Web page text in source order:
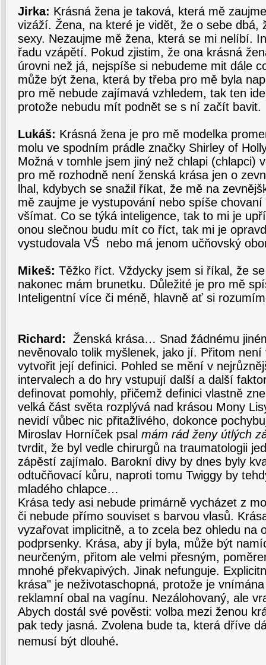
Jirka: Krásná žena je taková, která mě
vizáží. Žena, na které je vidět, že o sebe dbá,
sexy. Nezaujme mě žena, která se mi nelíbí.
řadu vzápětí. Pokud zjistim, že ona krásná
úrovni než já, nejspíše si nebudeme mit dále
může být žena, která by třeba pro mě byla
pro mě nebude zajímavá vzhledem, tak ten
protože nebudu mít podnět se s ní začít bavit.
Lukáš: Krásná žena je pro mě modelka
molu ve spodním prádle značky Shirley of
Možná v tomhle jsem jiný než chlapi (chlapci)
pro mě rozhodně není ženská krása jen o
lhal, kdybych se snažil říkat, že mě na
mě zaujme je vystupování nebo spíše
všímat. Co se týká inteligence, tak to mi je
onou slečnou budu mít co říct, tak mi je
vystudovala VŠ nebo má jenom učňovský
Mikeš: Těžko říct. Vždycky jsem si říkal, že
nakonec mám brunetku. Důležité je pro mě
Inteligentní více či méně, hlavně ať si
Richard:
Ženská krása… Snad žádnému
nevěnovalo tolik myšlenek, jako jí. Přitom není
vytvořit její definici. Pohled se mění v
intervalech a do hry vstupují další a další
definovat pomohly, přičemž definici vlastně
velká část světa rozplývá nad krásou Mony
nevidí vůbec nic přitažlivého, dokonce
Miroslav Horníček psal mám rád ženy útlých
tvrdit, že byl vedle chirurgů na traumatologii
zápěstí zajímalo. Barokní divy by dnes byly
odtučňovací kůru, naproti tomu Twiggy by
mladého chlapce…
Krása tedy asi nebude primárně vycházet z
či nebude přímo souviset s barvou vlasů.
vyzařovat implicitně, a to zcela bez ohledu na
podprsenky. Krása, aby jí byla, může být
neurčeným, přitom ale velmi přesným,
mnohé překvapivých. Jinak nefunguje.
krása" je neživotaschopná, protože je
reklamní obal na vagínu. Nezálohovaný, ale
Abych dostál své pověsti: volba mezi ženou
pak tedy jasná. Zvolena bude ta, která dříve
nemusí být dlouhé.